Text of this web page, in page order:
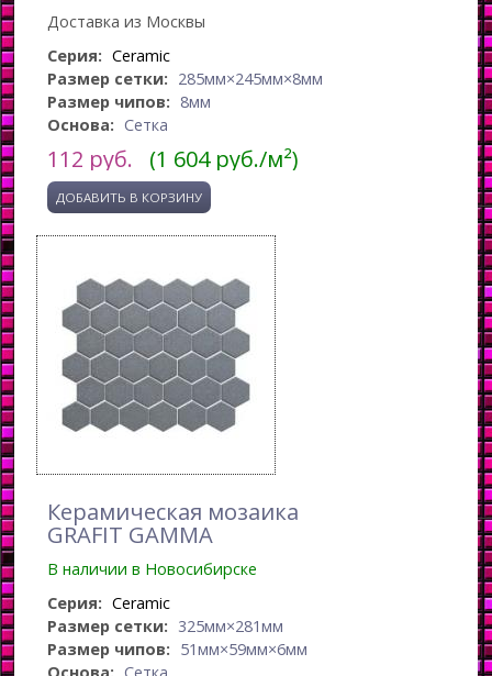
Доставка из Москвы
Серия: Ceramic
Размер сетки: 285мм×245мм×8мм
Размер чипов: 8мм
Основа: Сетка
112 руб. (1 604 руб./м²)
Керамическая мозаика
GRAFIT GAMMA
В наличии в Новосибирске
Серия: Ceramic
Размер сетки: 325мм×281мм
Размер чипов: 51мм×59мм×6мм